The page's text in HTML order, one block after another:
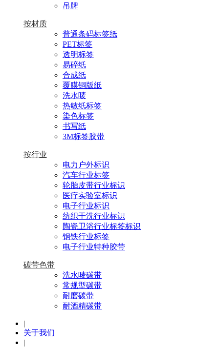
吊牌
按材质
普通条码标签纸
PET标签
透明标签
易碎纸
合成纸
覆膜铜版纸
洗水唛
热敏纸标签
染色标签
书写纸
3M标签胶带
按行业
电力户外标识
汽车行业标签
轮胎皮带行业标识
医疗实验室标识
电子行业标识
纺织干洗行业标识
陶瓷卫浴行业标签标识
钢铁行业标签
电子行业特种胶带
碳带色带
洗水唛碳带
常规型碳带
耐磨碳带
耐酒精碳带
|
关于我们
|